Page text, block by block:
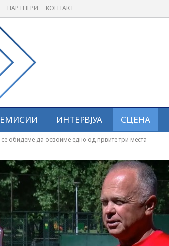
ПАРТНЕРИ КОНТАКТ
ЕМИСИИ ИНТЕРВЈУА СЦЕНА
обидеме да освоиме едно од првите три места